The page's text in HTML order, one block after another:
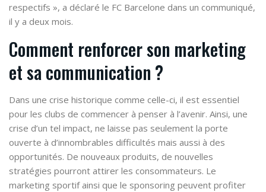
respectifs », a déclaré le FC Barcelone dans un communiqué,
il y a deux mois.
Comment renforcer son marketing
et sa communication ?
Dans une crise historique comme celle-ci, il est essentiel
pour les clubs de commencer à penser à l’avenir. Ainsi, une
crise d’un tel impact, ne laisse pas seulement la porte
ouverte à d’innombrables difficultés mais aussi à des
opportunités. De nouveaux produits, de nouvelles
stratégies pourront attirer les consommateurs. Le
marketing sportif ainsi que le sponsoring peuvent profiter